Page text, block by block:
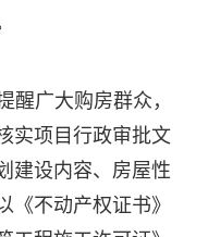
醒广大购房群众，
实项目行政审批文
建设内容、房屋性
《不动产权证书》